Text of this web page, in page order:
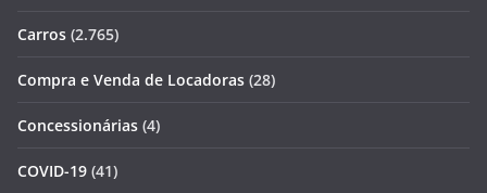
Carros (2.765)
Compra e Venda de Locadoras (28)
Concessionárias (4)
COVID-19 (41)